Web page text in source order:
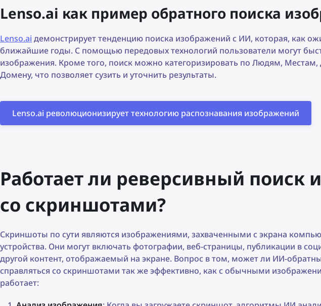
Lenso.ai как пример обратного поиска
Lenso.ai демонстрирует тенденцию поиска изображений с ИИ, которая, как
ближайшие годы. С помощью передовых технологий пользователи могут
изображения. Кроме того, поиск можно категоризировать по Людям, Местам,
Домену, что позволяет сузить и уточнить результаты.
Lenso.ai революционизирует технологию распознавания изображений
Работает ли реверсивный поиск
со скриншотами?
Скриншоты по сути являются изображениями, захваченными с экрана
устройства. Они могут включать фотографии, веб-страницы, публикации в
другой контент, отображаемый на экране. Вопрос в том, может ли ИИ-
справляться со скриншотами так же эффективно, как с обычными
работает: